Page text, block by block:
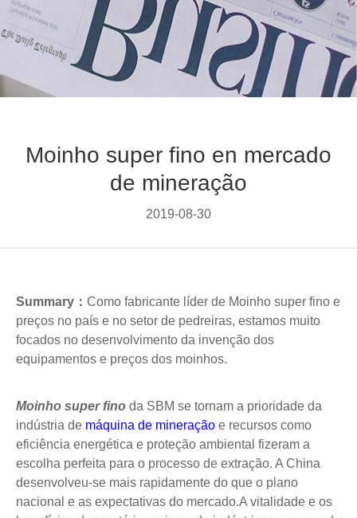
Moinho super fino en mercado
de mineração
2019-08-30
Summary： Como fabricante líder de Moinho super fino e
preços no país e no setor de pedreiras, estamos muito
focados no desenvolvimento da invenção dos
equipamentos e preços dos moinhos.
Moinho super fino da SBM se tornam a prioridade da
indústria de máquina de mineração e recursos como
eficiência energética e proteção ambiental fizeram a
escolha perfeita para o processo de extração. A China
desenvolveu-se mais rapidamente do que o plano
nacional e as expectativas do mercado.A vitalidade e os